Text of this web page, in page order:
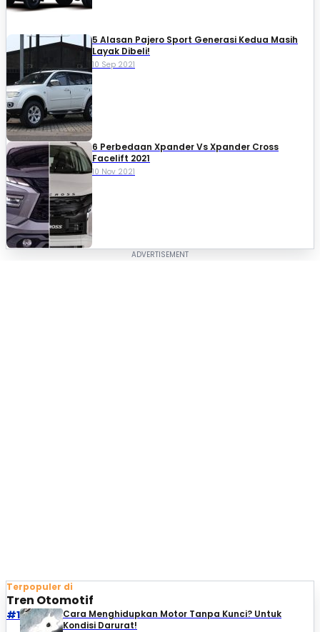
5 Alasan Pajero Sport Generasi Kedua Masih
Layak Dibeli!
10 Sep 2021
6 Perbedaan Xpander Vs Xpander Cross
Facelift 2021
10 Nov 2021
Terpopuler di
Tren Otomotif
#1
Cara Menghidupkan Motor Tanpa Kunci? Untuk
Kondisi Darurat!